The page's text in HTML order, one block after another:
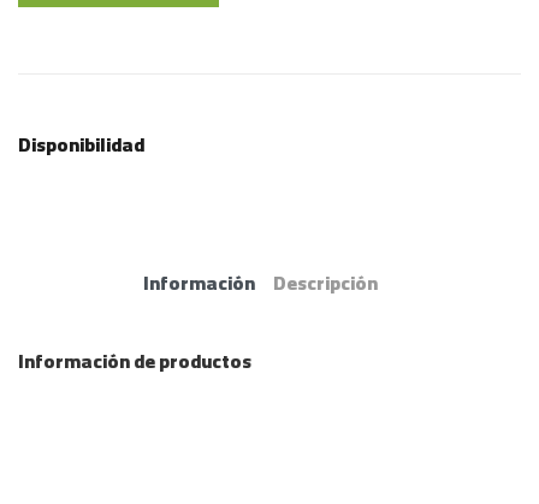
Disponibilidad
Información Descripción
Información de productos